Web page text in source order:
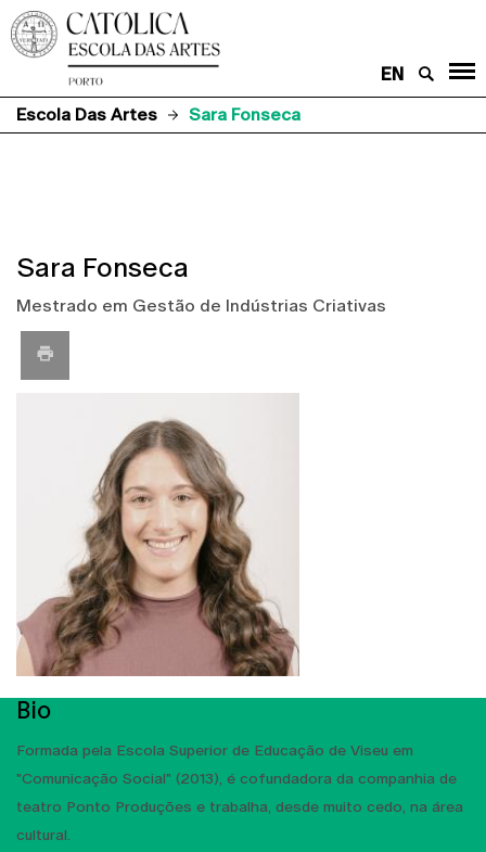
EN
Escola Das Artes
Sara Fonseca
Sara Fonseca
Mestrado em Gestão de Indústrias Criativas
Bio
Formada pela Escola Superior de Educação de Viseu em
"Comunicação Social" (2013), é cofundadora da companhia de
teatro Ponto Produções e trabalha, desde muito cedo, na área
cultural.